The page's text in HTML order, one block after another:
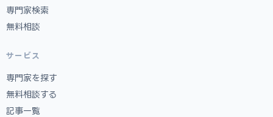
専門家検索
無料相談
サービス
専門家を探す
無料相談する
記事一覧